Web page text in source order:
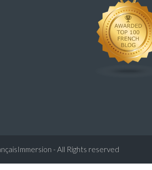
- All Rights reserved